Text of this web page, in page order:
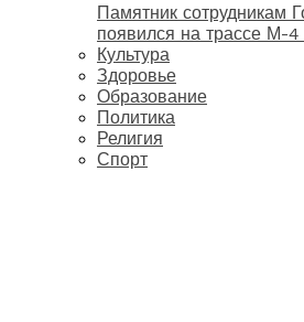
Памятник сотрудникам
появился на трассе М-4
Культура
Здоровье
Образование
Политика
Религия
Спорт